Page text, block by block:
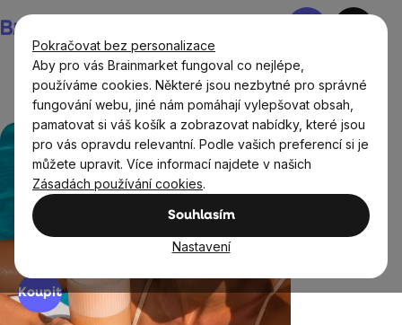
Pokračovat bez personalizace
Aby pro vás Brainmarket fungoval co nejlépe,
používáme cookies. Některé jsou nezbytné pro správné
fungování webu, jiné nám pomáhají vylepšovat obsah,
pamatovat si váš košík a zobrazovat nabídky, které jsou
pro vás opravdu relevantní. Podle vašich preferencí si je
můžete upravit. Více informací najdete v našich
Zásadách používání cookies.
Souhlasím
Nastavení
na
obsah
Nákupní
Myslimě
zdravě!
Když protein chutná jako letní
drink.
BrainMax Clear Protein® je ideální
způsob, jak doplnit bílkoviny bez
mléčné chuti. Přes 19 g bílkovin v
dávce! Objevte nové příchutě.
Koupit
BIO složení,
doplnění